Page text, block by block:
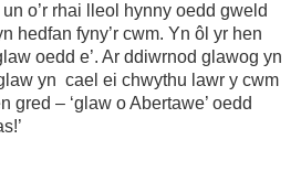
un o’r rhai lleol hynny oedd gweld
hedfan fyny’r cwm. Yn ôl yr hen
oedd e’. Ar ddiwrnod glawog yn
yn cael ei chwythu lawr y cwm
gred – ‘glaw o Abertawe’ oedd